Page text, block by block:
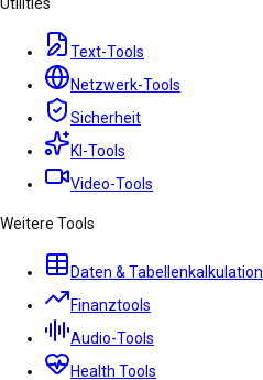
Text-Tools
Netzwerk-Tools
Sicherheit
KI-Tools
Video-Tools
Weitere Tools
Daten & Tabellenkalkulation
Finanztools
Audio-Tools
Health Tools